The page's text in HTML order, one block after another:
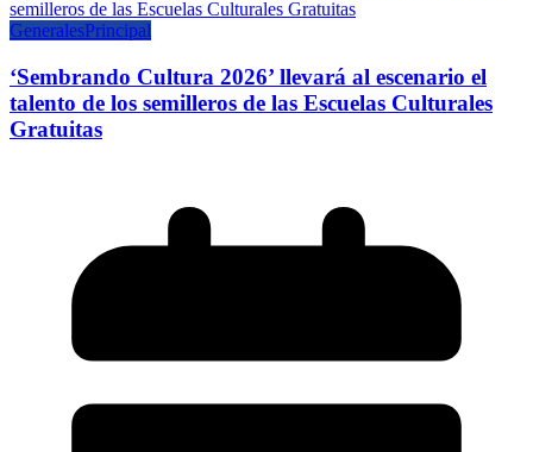
GeneralesPrincipal
‘Sembrando Cultura 2026’ llevará al escenario el
talento de los semilleros de las Escuelas Culturales
Gratuitas